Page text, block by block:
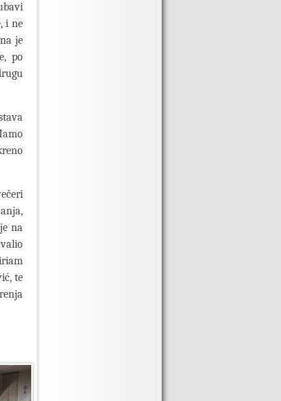
i ne
je
po
na
te